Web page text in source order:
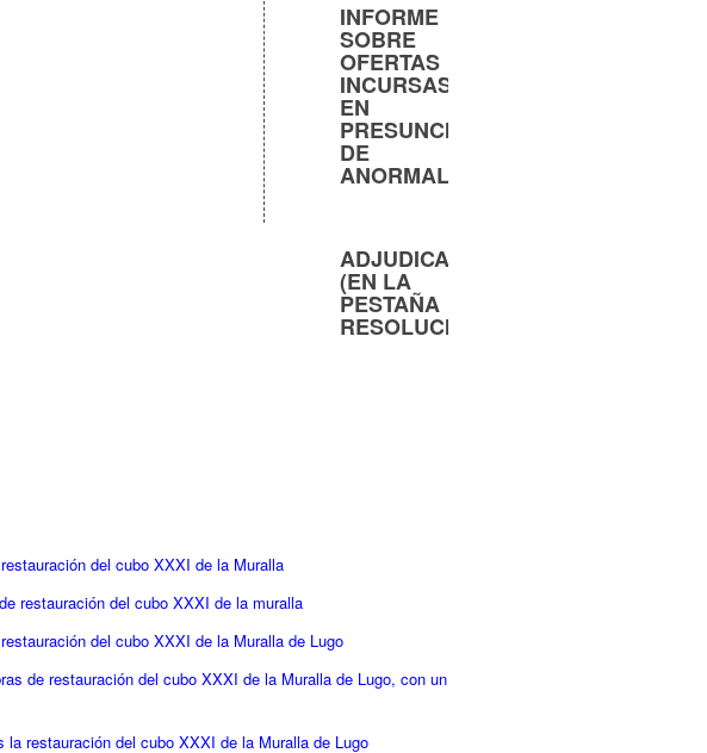
INFORME
SOBRE
OFERTAS
INCURSAS
EN
PRESUNCIÓN
DE
ANORMALIDAD
ADJUDICACIÓN
(EN LA
PESTAÑA
RESOLUCIÓN)
del cubo XXXI de la Muralla
restauración del cubo XXXI de la muralla
del cubo XXXI de la Muralla de Lugo
de restauración del cubo XXXI de la Muralla de Lugo, con un
restauración del cubo XXXI de la Muralla de Lugo